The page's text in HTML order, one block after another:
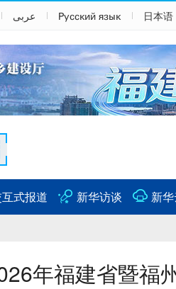
عربى Русский язык 日本语
式报道 新华访谈 新
年福建省暨福